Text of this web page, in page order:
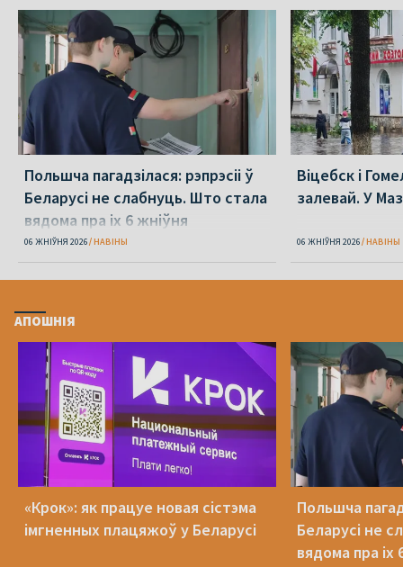
Польшча пагадзілася: рэпрэсіі ў
Беларусі не слабнуць. Што стала
вядома пра іх 6 жніўня
06 ЖНІЎНЯ 2026 НАВІНЫ
Віцебск і
залевай. У
06 ЖНІЎНЯ 2026 НАВІНЫ
АПОШНІЯ
«Крок»: як працуе новая сістэма
імгненных плацяжоў у Беларусі
Польшча
Беларусі не
вядома пра іх